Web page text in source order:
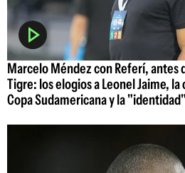
Marcelo Méndez con Referí, antes
Tigre: los elogios a Leonel Jaime,
Copa Sudamericana y la